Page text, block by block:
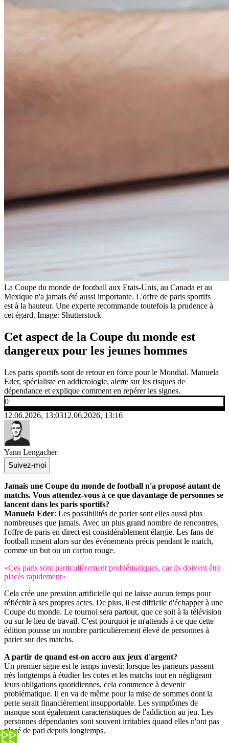
La Coupe du monde de football aux Etats-Unis, au Canada et au
Mexique n'a jamais été aussi importante. L'offre de paris sportifs
est à la hauteur. Une experte recommande toutefois la prudence à
cet égard. Image: Shutterstock
Cet aspect de la Coupe du monde est
dangereux pour les jeunes hommes
Les paris sportifs sont de retour en force pour le Mondial. Manuela
Eder, spécialiste en addictologie, alerte sur les risques de
dépendance et explique comment en repérer les signes.
0
12.06.2026, 13:0312.06.2026, 13:16
Yann Lengacher
Suivez-moi
Jamais une Coupe du monde de football n'a proposé autant de
matchs. Vous attendez-vous à ce que davantage de personnes se
lancent dans les paris sportifs?
Manuela Eder: Les possibilités de parier sont elles aussi plus
nombreuses que jamais. Avec un plus grand nombre de rencontres,
l'offre de paris en direct est considérablement élargie. Les fans de
football misent alors sur des événements précis pendant le match,
comme un but ou un carton rouge.
«Ces paris sont particulièrement problématiques, car ils doivent être
placés rapidement»
Cela crée une pression artificielle qui ne laisse aucun temps pour
réfléchir à ses propres actes. De plus, il est difficile d'échapper à une
Coupe du monde. Le tournoi sera partout, que ce soit à la télévision
ou sur le lieu de travail. C'est pourquoi je m'attends à ce que cette
édition pousse un nombre particulièrement élevé de personnes à
parier sur des matchs.
A partir de quand est-on accro aux jeux d'argent?
Un premier signe est le temps investi: lorsque les parieurs passent
très longtemps à étudier les cotes et les matchs tout en négligeant
leurs obligations quotidiennes, cela commence à devenir
problématique. Il en va de même pour la mise de sommes dont la
perte serait financièrement insupportable. Les symptômes de
manque sont également caractéristiques de l'addiction au jeu. Les
personnes dépendantes sont souvent irritables quand elles n'ont pas
placé de pari depuis longtemps.